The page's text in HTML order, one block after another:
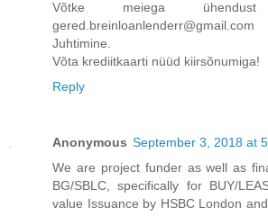
Võtke meiega
gered.breinloanlenderr@gmail.com
Juhtimine.
Võta krediitkaarti nüüd kiirsõnumiga!
Reply
Anonymous September 3, 2018 at
We are project funder as well as
BG/SBLC, specifically for BUY/
value Issuance by HSBC London